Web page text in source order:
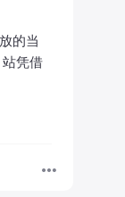
的当
凭借